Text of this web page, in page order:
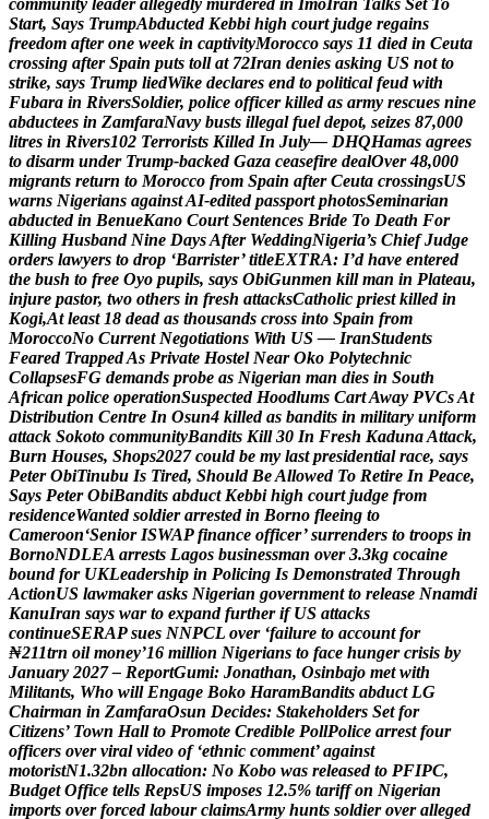
community leader allegedly murdered in ImoIran Talks Set To
Start, Says TrumpAbducted Kebbi high court judge regains
freedom after one week in captivityMorocco says 11 died in Ceuta
crossing after Spain puts toll at 72Iran denies asking US not to
strike, says Trump liedWike declares end to political feud with
Fubara in RiversSoldier, police officer killed as army rescues nine
abductees in ZamfaraNavy busts illegal fuel depot, seizes 87,000
litres in Rivers102 Terrorists Killed In July— DHQHamas agrees
to disarm under Trump-backed Gaza ceasefire dealOver 48,000
migrants return to Morocco from Spain after Ceuta crossingsUS
warns Nigerians againstAI-edited passport photosSeminarian
abducted in BenueKano Court Sentences Bride To Death For
Killing Husband Nine DaysAfter WeddingNigeria’s Chief Judge
orders lawyers to drop ‘Barrister’ titleEXTRA: I’d have entered
the bush to free Oyo pupils, says ObiGunmen kill man in Plateau,
injure pastor, two others in fresh attacksCatholic priest killed in
Kogi,At least 18 dead as thousands cross into Spain from
MoroccoNo Current Negotiations With US — IranStudents
Feared TrappedAs Private Hostel Near Oko Polytechnic
CollapsesFG demands probe as Nigerian man dies in South
African police operationSuspected Hoodlums CartAway PVCsAt
Distribution Centre In Osun4 killed as bandits in military uniform
attack Sokoto communityBandits Kill 30 In Fresh KadunaAttack,
Burn Houses, Shops2027 could be my last presidential race, says
Peter ObiTinubu Is Tired, Should BeAllowed To Retire In Peace,
Says Peter ObiBandits abduct Kebbi high court judge from
residenceWanted soldier arrested in Borno fleeing to
Cameroon‘Senior ISWAP finance officer’ surrenders to troops in
BornoNDLEA arrests Lagos businessman over 3.3kg cocaine
bound for UKLeadership in Policing Is Demonstrated Through
ActionUS lawmaker asks Nigerian government to release Nnamdi
KanuIran says war to expand further if US attacks
continueSERAP sues NNPCL over ‘failure to account for
₦211trn oil money’16 million Nigerians to face hunger crisis by
January 2027 – ReportGumi: Jonathan, Osinbajo met with
Militants, Who will Engage Boko HaramBandits abduct LG
Chairman in ZamfaraOsun Decides: Stakeholders Set for
Citizens’ Town Hall to Promote Credible PollPolice arrest four
officers over viral video of ‘ethnic comment’ against
motoristN1.32bn allocation: No Kobo was released to PFIPC,
Budget Office tells RepsUS imposes 12.5% tariff on Nigerian
imports over forced labour claimsArmy hunts soldier over alleged